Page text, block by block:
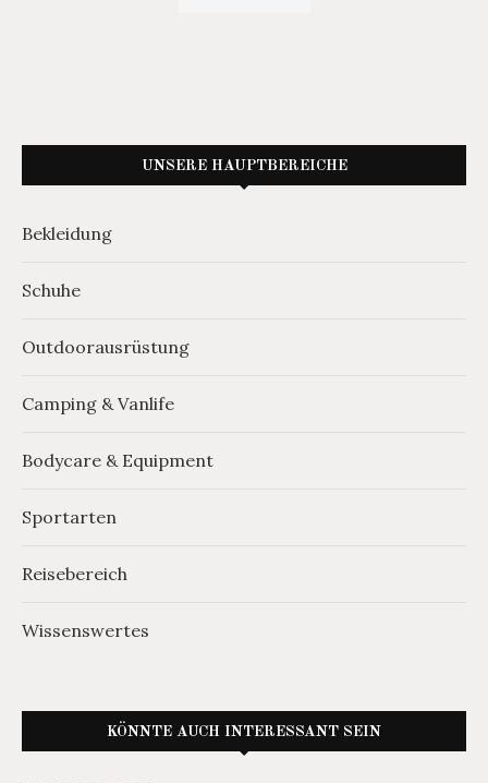
UNSERE HAUPTBEREICHE
Bekleidung
Schuhe
Outdoorausrüstung
Camping & Vanlife
Bodycare & Equipment
Sportarten
Reisebereich
Wissenswertes
KÖNNTE AUCH INTERESSANT SEIN